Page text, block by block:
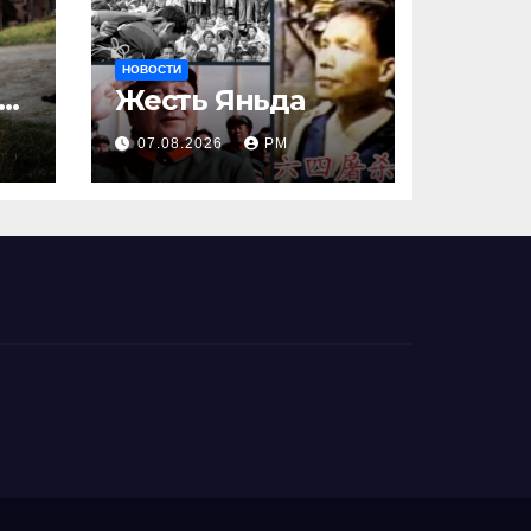
НОВОСТИ
Жесть Яньда
07.08.2026 РМ